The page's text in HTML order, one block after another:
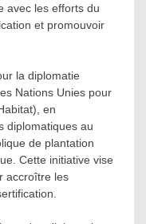
avec les efforts du
et promouvoir
la diplomatie
Nations Unies pour
en
diplomatiques au
de plantation
Cette initiative vise
accroître les